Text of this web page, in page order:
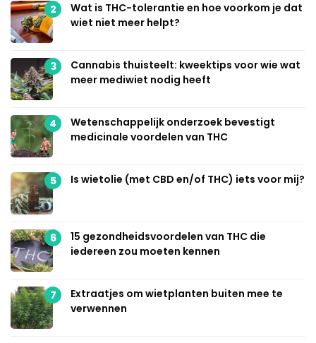
2
Wat is THC-tolerantie en hoe voorkom je dat
wiet niet meer helpt?
3
Cannabis thuisteelt: kweektips voor wie wat
meer mediwiet nodig heeft
4
Wetenschappelijk onderzoek bevestigt
medicinale voordelen van THC
5 Is wietolie (met CBD en/of THC) iets voor mij?
6
15 gezondheidsvoordelen van THC die
iedereen zou moeten kennen
7
Extraatjes om wietplanten buiten mee te
verwennen